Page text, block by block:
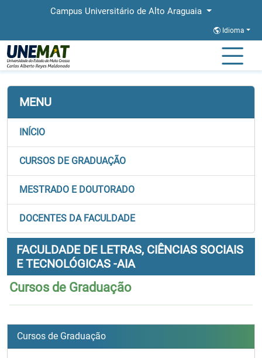
Campus Universitário de Alto Araguaia
Idioma
Página Inicial
MENU
INÍCIO
CURSOS DE GRADUAÇÃO
MESTRADO E DOUTORADO
DOCENTES DA FACULDADE
FACULDADE DE LETRAS, CIÊNCIAS SOCIAIS
E TECNOLÓGICAS -AIA
Cursos de Graduação
Cursos de Graduação